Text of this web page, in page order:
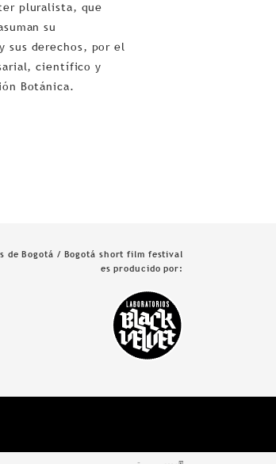
pluralista, que
su
sus derechos, por el
científico y
Botánica.
de Bogotá / Bogotá short film festival
es producido por: